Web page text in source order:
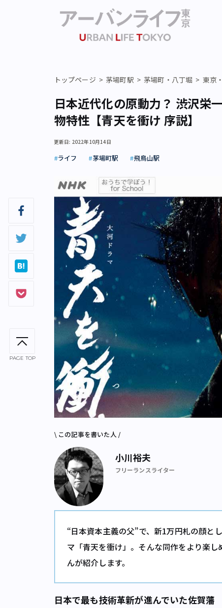
PAGE TOP
トップページ 茅場町駅 茅場町・八丁堀 東京
日本近代化の原動力？ 渋沢栄
物特性【青天を衝け 序説】
更新日: 2022年10月14日
ライフ 茅場町駅 飛鳥山駅
\ この記事を書いた人 /
小川裕夫
フリーランスライター
“日本資本主義の父”で、新1万円札の顔と
マ「青天を衝け」。そんな同作をより楽
んが紹介します。
日本で最も技術革新が進んでいた佐賀藩